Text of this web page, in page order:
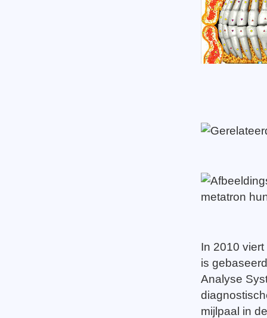
In 2010
is
Analyse
mijlpaal in